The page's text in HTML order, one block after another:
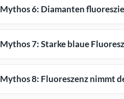
Mythos 6: Diamanten
Mythos 7: Starke blaue
Mythos 8: Fluoreszenz nimmt